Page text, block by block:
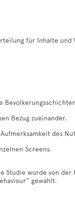
für Inhalte und
Bezug zueinander.
des
Screens.
Studie wurde von der
gewählt.